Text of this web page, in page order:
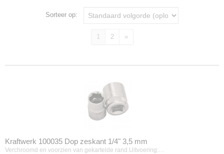
Sorteer op:
1 2 »
Kraftwerk 100035 Dop zeskant 1/4" 3,5 mm
Verchroomd en voorzien van gekartelde rand.Uitvoering:…